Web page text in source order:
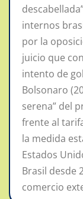
internos
por la
juicio que
intento de
Bolsonaro
serena” del
frente al
la medida
Estados
Brasil desde
comercio